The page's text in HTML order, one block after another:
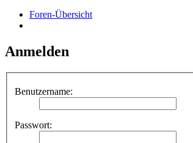
Foren-Übersicht
Anmelden
Benutzername:
Passwort: